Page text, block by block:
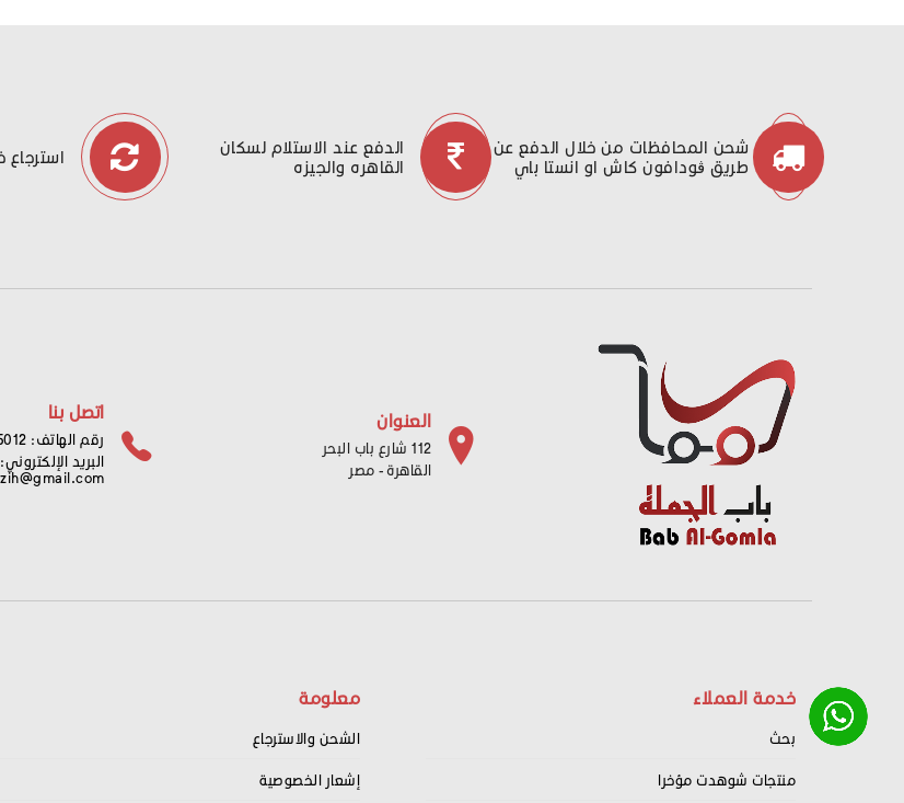
شحن المحافظات من خلال الدفع عن
طريق ڤودافون كاش او انستا باي
الدفع عند الاستلام لسكان
القاهره والجيزه
استرجاع خلال
العنوان
112 شارع باب البحر
القاهرة - مصر
اتصل بنا
رقم الهاتف: 01277675012
البريد الإلكتروني:
خدمة العملاء
بحث
منتجات شوهدت مؤخرا
معلومة
الشحن والاسترجاع
إشعار الخصوصية